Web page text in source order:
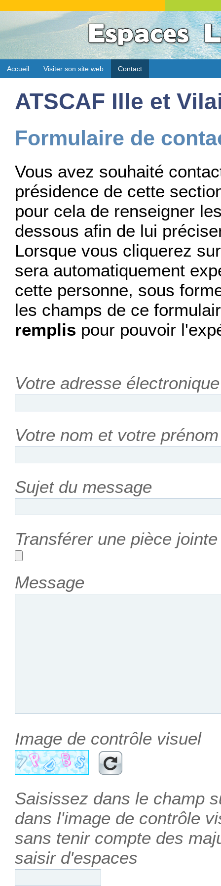
Accueil Visiter son site web Contact
ATSCAF Ille et
Formulaire de
Vous avez souhaité
présidence de cette
pour cela de renseigner
dessous afin de lui
Lorsque vous cliquerez
sera automatiquement
cette personne, sous
les champs de ce
remplis pour pouvoir
Votre adresse électronique
Votre nom et votre prénom
Sujet du message
Transférer une pièce
Message
Image de contrôle visuel
Saisissez dans le champ
dans l'image de contrôle
sans tenir compte des
saisir d'espaces